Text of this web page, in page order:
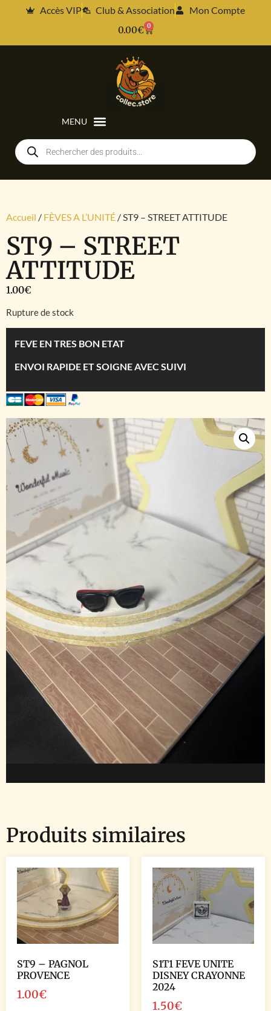
Accès VIP Club & Association
Mon Compte
0.00€ 0
Accueil / FÈVES A L’UNITÉ / ST9 – STREET ATTITUDE
ST9 – STREET
ATTITUDE
1.00€
Rupture de stock
FEVE EN TRES BON ETAT
ENVOI RAPIDE ET SOIGNE AVEC SUIVI
Produits similaires
ST9 – PAGNOL
PROVENCE
1.00€
S1T1 FEVE UNITE
DISNEY CRAYONNE
2024
1.50€